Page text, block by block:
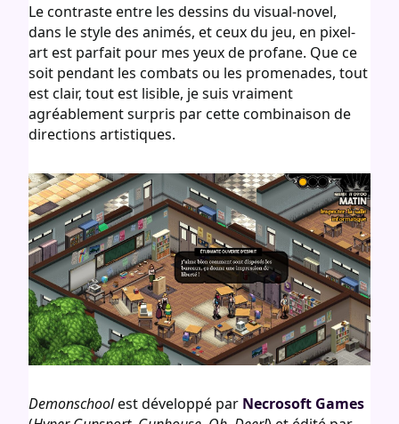
Le contraste entre les dessins du visual-novel,
dans le style des animés, et ceux du jeu, en pixel-
art est parfait pour mes yeux de profane. Que ce
soit pendant les combats ou les promenades, tout
est clair, tout est lisible, je suis vraiment
agréablement surpris par cette combinaison de
directions artistiques.
Demonschoolest développé par Necrosoft Games